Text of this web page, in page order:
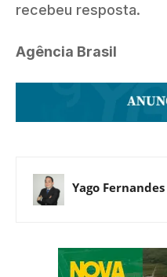
recebeu resposta.
Agência Brasil
Yago Fernandes